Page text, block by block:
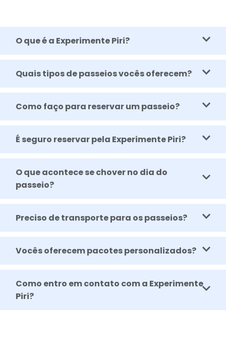
O que é a Experimente Piri?
Quais tipos de passeios vocês oferecem?
Como faço para reservar um passeio?
É seguro reservar pela Experimente Piri?
O que acontece se chover no dia do
passeio?
Preciso de transporte para os passeios?
Vocês oferecem pacotes personalizados?
Como entro em contato com a Experimente
Piri?